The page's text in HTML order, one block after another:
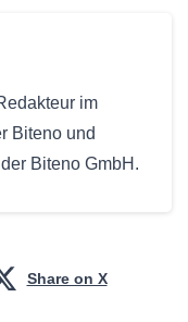
im
Biteno und
Biteno GmbH.
Share on X